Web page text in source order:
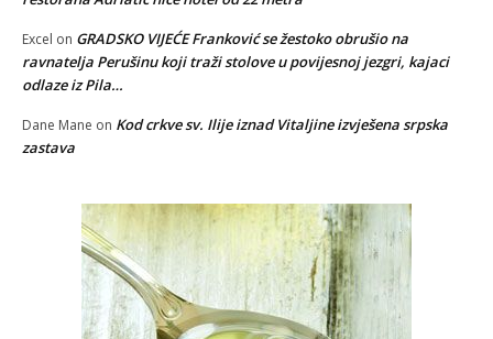
Excel on GRADSKO VIJEĆE Franković se žestoko obrušio na
ravnatelja Perušinu koji traži stolove u povijesnoj jezgri, kajaci
odlaze iz Pila…
Dane Mane on Kod crkve sv. Ilije iznad Vitaljine izvješena srpska
zastava